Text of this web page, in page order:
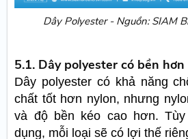
Dây Polyester - Nguồn: SIAM
5.1. Dây polyester có bền
Dây polyester có khả năng
chất tốt hơn nylon, nhưng
và độ bền kéo cao hơn.
dụng, mỗi loại sẽ có lợi thế